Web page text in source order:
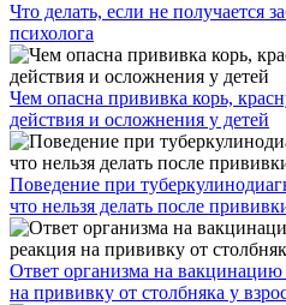
Что делать, если не получается
психолога
Чем опасна прививка корь,
действия и осложнения у детей
Поведение при
что нельзя делать после
Ответ организма на
на прививку от столбняка у